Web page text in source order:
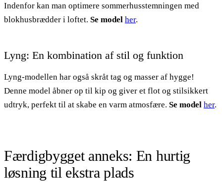
Indenfor kan man optimere sommerhusstemningen med
blokhusbrædder i loftet. Se model her.
Lyng: En kombination af stil og funktion
Lyng-modellen har også skråt tag og masser af hygge!
Denne model åbner op til kip og giver et flot og stilsikkert
udtryk, perfekt til at skabe en varm atmosfære. Se model her.
Færdigbygget anneks: En hurtig
løsning til ekstra plads